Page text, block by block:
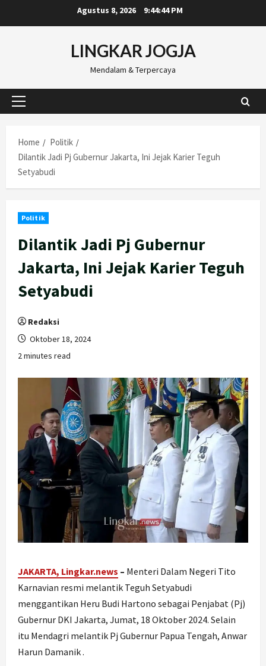
to
Agustus 8, 2026 9:44:45 PM
LINGKAR JOGJA
Mendalam & Terpercaya
Primary
Home
Politik
Dilantik Jadi Pj Gubernur Jakarta, Ini Jejak Karier Teguh
Setyabudi
Politik
Dilantik Jadi Pj Gubernur
Jakarta, Ini Jejak Karier Teguh
Setyabudi
Redaksi
Oktober 18, 2024
2 minutes read
JAKARTA, Lingkar.news – Menteri Dalam Negeri Tito
Karnavian resmi melantik Teguh Setyabudi
menggantikan Heru Budi Hartono sebagai Penjabat (Pj)
Gubernur DKI Jakarta, Jumat, 18 Oktober 2024. Selain
itu Mendagri melantik Pj Gubernur Papua Tengah, Anwar
Harun Damanik .